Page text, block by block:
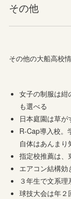
その他
その他の大船高校
女子の制服は紺
も選べる
日本庭園は草
R-Cap導入校。
自体はあんまり
指定校推薦は、
エアコン結構効
３年生で文系理
球技大会は年２